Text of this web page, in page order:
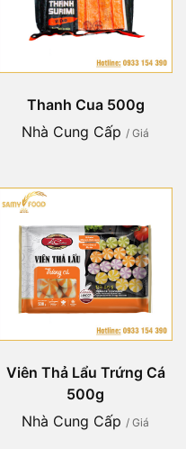
Thanh Cua 500g
Nhà Cung Cấp / Giá
Viên Thả Lẩu Trứng Cá
500g
Nhà Cung Cấp / Giá